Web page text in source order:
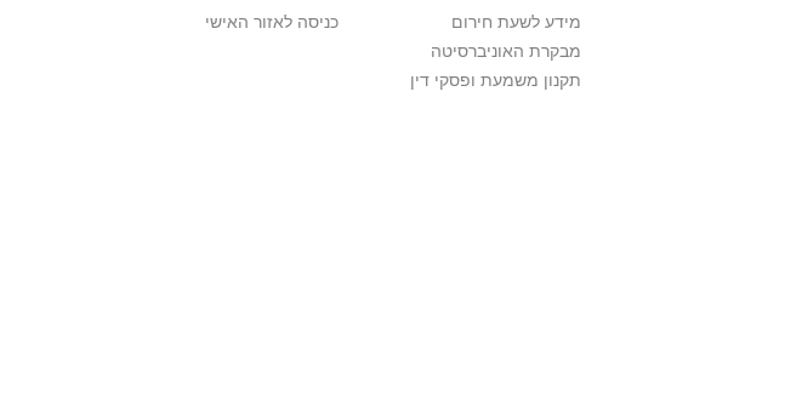
מידע לשעת חירום
מבקרת האוניברסיטה
תקנון משמעת ופסקי דין
כניסה לאזור האישי